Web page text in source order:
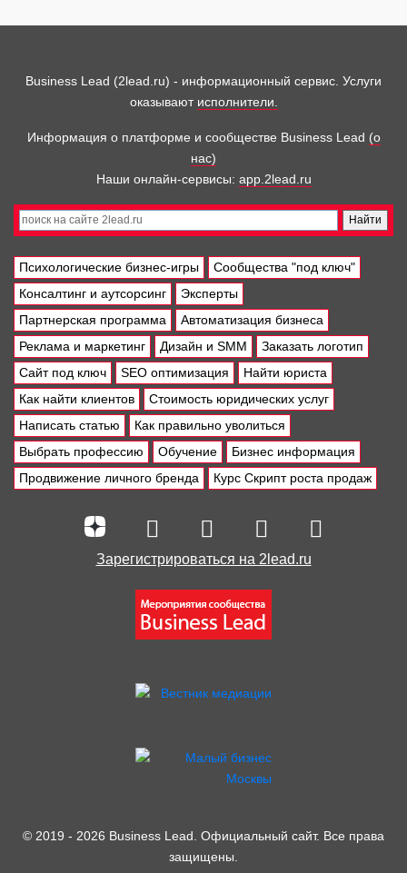
Business Lead (2lead.ru) - информационный сервис. Услуги
оказывают исполнители.
Информация о платформе и сообществе Business Lead (о
нас)
Наши онлайн-сервисы: app.2lead.ru
Психологические бизнес-игры
Сообщества "под ключ"
Консалтинг и аутсорсинг
Эксперты
Партнерская программа
Автоматизация бизнеса
Реклама и маркетинг
Дизайн и SMM
Заказать логотип
Сайт под ключ
SEO оптимизация
Найти юриста
Как найти клиентов
Стоимость юридических услуг
Написать статью
Как правильно уволиться
Выбрать профессию
Обучение
Бизнес информация
Продвижение личного бренда
Курс Скрипт роста продаж
Зарегистрироваться на 2lead.ru
© 2019 - 2026 Business Lead. Официальный сайт. Все права
защищены.